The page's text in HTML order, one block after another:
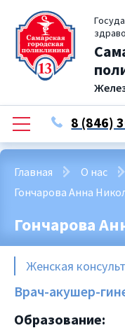
8 (846)
Главная О нас
Гончарова Анна
Гончарова
Женская
Врач-акушер-
Образование: